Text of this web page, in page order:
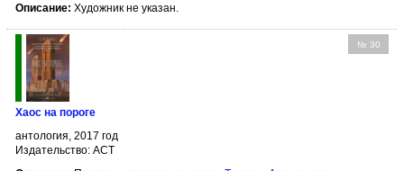
Описание: Художник не указан.
№ 30
Хаос на пороге
антология, 2017 год
Издательство: АСТ